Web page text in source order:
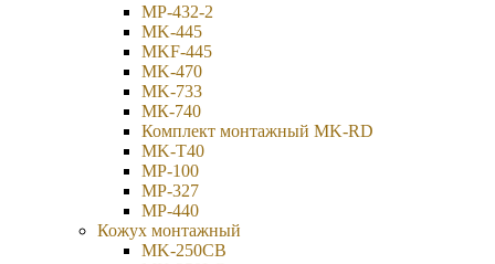
МР-432-2
MK-445
MKF-445
MK-470
MK-733
МК-740
Комплект монтажный MK-RD
MK-T40
MP-100
MP-327
MP-440
Кожух монтажный
MK-250CB